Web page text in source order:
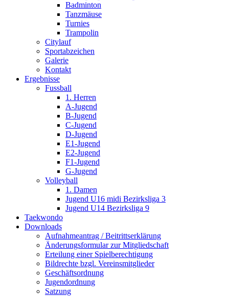
Badminton
Tanzmäuse
Turnies
Trampolin
Citylauf
Sportabzeichen
Galerie
Kontakt
Ergebnisse
Fussball
1. Herren
A-Jugend
B-Jugend
C-Jugend
D-Jugend
E1-Jugend
E2-Jugend
F1-Jugend
G-Jugend
Volleyball
1. Damen
Jugend U16 midi Bezirksliga 3
Jugend U14 Bezirksliga 9
Taekwondo
Downloads
Aufnahmeantrag / Beitrittserklärung
Änderungsformular zur Mitgliedschaft
Erteilung einer Spielberechtigung
Bildrechte bzgl. Vereinsmitglieder
Geschäftsordnung
Jugendordnung
Satzung